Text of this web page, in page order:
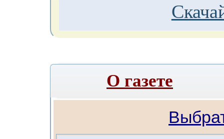
О газете